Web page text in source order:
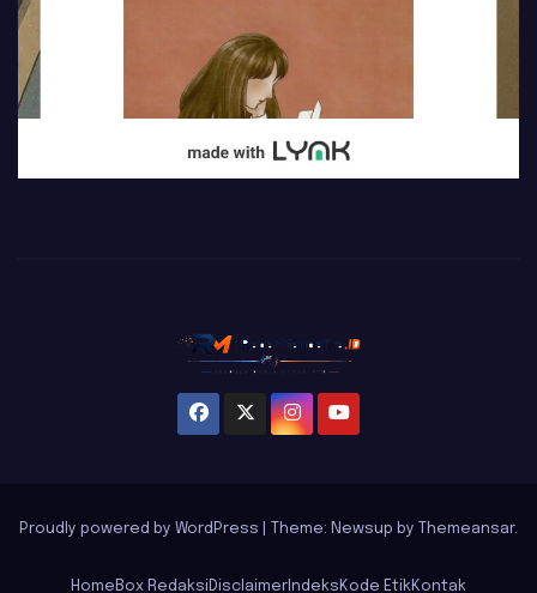
Proudly powered by WordPress Theme: Newsup by Themeansar.
Home Box Redaksi Disclaimer Indeks Kode Etik Kontak